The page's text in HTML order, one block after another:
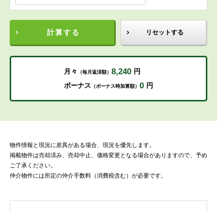
計算する リセットする
月々 （毎月返済額） 8,240 円
ボーナス （ボーナス時加算額） 0 円
物件情報と現況に差異がある場合、現況を優先します。
掲載物件は売却済み、売却中止、価格変更となる場合がありますので、予め
ご了承ください。
仲介物件には所定の仲介手数料（消費税含む）が必要です。